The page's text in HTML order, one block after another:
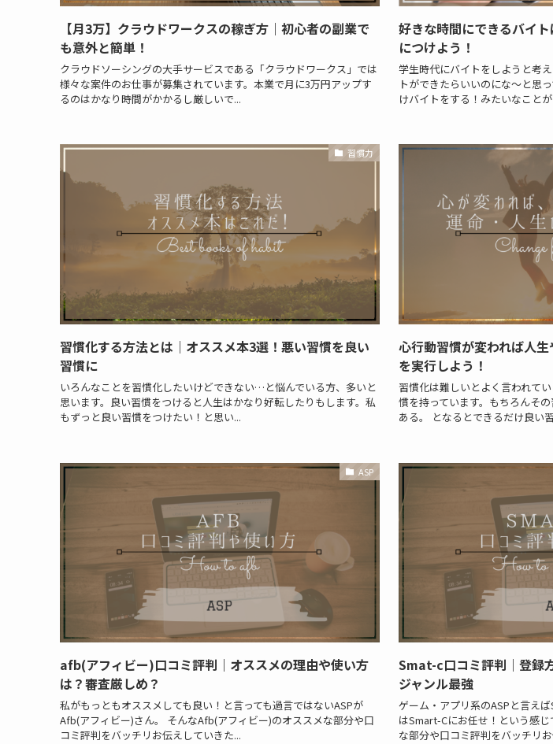
【月3万】クラウドワークスの稼ぎ方｜初心者の副業で
も意外と簡単！
クラウドソーシングの大手サービスである「クラウドワークス」では
様々な案件のお仕事が募集されています。本業で月に3万円アップす
るのはかなり時間がかかるし厳しいで...
好きな時間にできるバイ
につけよう！
学生時代にバイトをしようと考
トができたらいいのにな〜と思
けバイトをする！みたいなこと
習慣力
習慣化する方法とは｜オススメ本3選！悪い習慣を良い
習慣に
いろんなことを習慣化したいけどできない…と悩んでいる方、多いと
思います。良い習慣をつけると人生はかなり好転したりもします。私
もずっと良い習慣をつけたい！と思い...
心行動習慣が変われば人
を実行しよう！
習慣化は難しいとよく言われて
慣を持っています。もちろんそ
ある。 となるとできるだけ良い
ASP
afb(アフィビー)口コミ評判｜オススメの理由や使い方
は？審査厳しめ？
私がもっともオススメしても良い！と言っても過言ではないASPが
Afb(アフィビー)さん。 そんなAfb(アフィビー)のオススメな部分や口
コミ評判をバッチリお伝えしていきた...
Smat-c口コミ評判｜登録
ジャンル最強
ゲーム・アプリ系のASPと言え
はSmart-Cにお任せ！という感
な部分や口コミ評判をバッチリ